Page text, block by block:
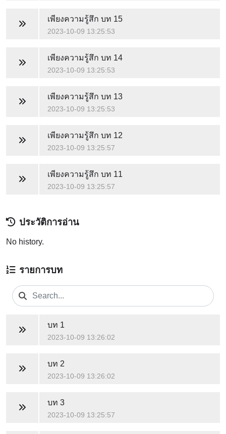
เพียงความรู้สึก บท 15
2023-10-09 13:25:53
เพียงความรู้สึก บท 14
2023-10-09 13:25:53
เพียงความรู้สึก บท 13
2023-10-09 13:25:53
เพียงความรู้สึก บท 12
2023-10-09 13:25:57
เพียงความรู้สึก บท 11
2023-10-09 13:25:57
ประวัติการอ่าน
No history.
รายการบท
บท 1
2023-10-09 13:26:02
บท 2
2023-10-09 13:26:02
บท 3
2023-10-09 13:25:57